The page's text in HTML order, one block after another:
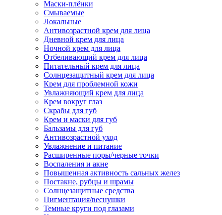
Маски-плёнки
Смываемые
Локальные
Антивозрастной крем для лица
Дневной крем для лица
Ночной крем для лица
Отбеливающий крем для лица
Питательный крем для лица
Солнцезащитный крем для лица
Крем для проблемной кожи
Увлажняющий крем для лица
Крем вокруг глаз
Скрабы для губ
Крем и маски для губ
Бальзамы для губ
Антивозрастной уход
Увлажнение и питание
Расширенные поры/черные точки
Воспаления и акне
Повышенная активность сальных желез
Постакне, рубцы и шрамы
Солнцезащитные средства
Пигментация/веснушки
Темные круги под глазами